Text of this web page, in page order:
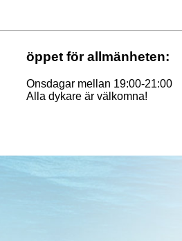
öppet för allmänheten:
Onsdagar mellan 19:00-21:00
Alla dykare är välkomna!